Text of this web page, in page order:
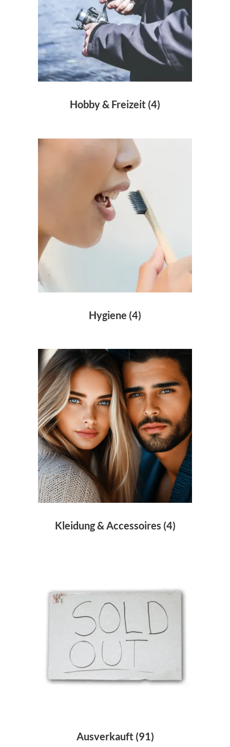
Hobby & Freizeit (4)
Hygiene (4)
Kleidung & Accessoires (4)
Ausverkauft (91)